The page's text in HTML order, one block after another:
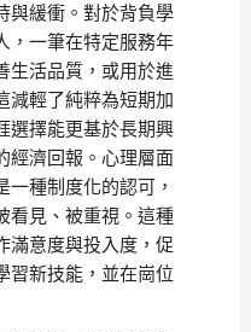
與緩衝。對於背負學
，一筆在特定服務年
生活品質，或用於進
減輕了純粹為短期加
選擇能更基於長期興
經濟回報。心理層面
種制度化的認可，
看見、被重視。這種
滿意度與投入度，促
習新技能，並在崗位